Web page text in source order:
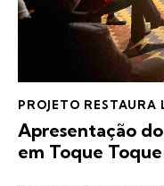
PROJETO RESTAURA
Apresentação
em Toque Toque